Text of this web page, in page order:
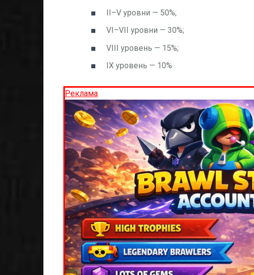
II–V уровни — 50%;
VI–VII уровни — 30%;
VIII уровень — 15%;
IX уровень — 10%.
Реклама